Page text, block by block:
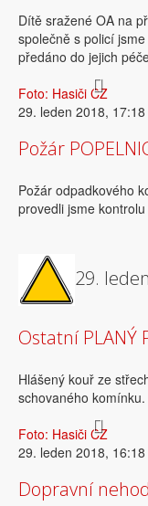
Dítě sražené OA na
společně s policí
předáno do jejich
Foto: Hasiči CZ
29. leden 2018, 17:18
Požár
Požár odpadkového
provedli jsme
29.
Ostatní PLANÝ
Hlášený kouř ze
schovaného komínku.
Foto: Hasiči CZ
29. leden 2018, 16:18
Dopravní